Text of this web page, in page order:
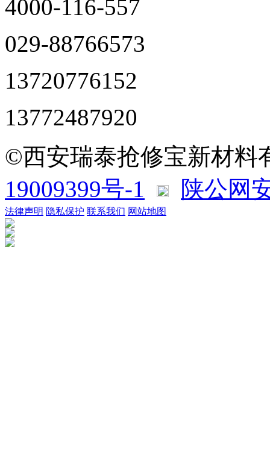
4000-116-557
029-88766573
13720776152
13772487920
©西安瑞泰抢修宝新材
19009399号-1
陕公网
法律声明 隐私保护 联系我们 网站地图